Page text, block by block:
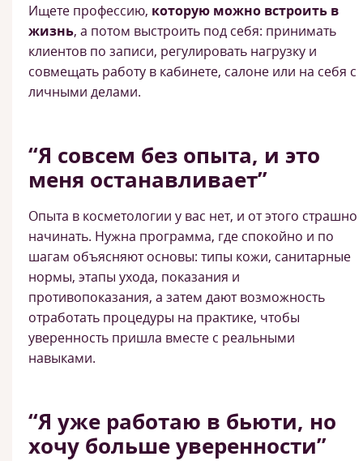
Ищете профессию, которую можно встроить в
жизнь, а потом выстроить под себя: принимать
клиентов по записи, регулировать нагрузку и
совмещать работу в кабинете, салоне или на себя с
личными делами.
“Я совсем без опыта, и это
меня останавливает”
Опыта в косметологии у вас нет, и от этого страшно
начинать. Нужна программа, где спокойно и по
шагам объясняют основы: типы кожи, санитарные
нормы, этапы ухода, показания и
противопоказания, а затем дают возможность
отработать процедуры на практике, чтобы
уверенность пришла вместе с реальными
навыками.
“Я уже работаю в бьюти, но
хочу больше уверенности”